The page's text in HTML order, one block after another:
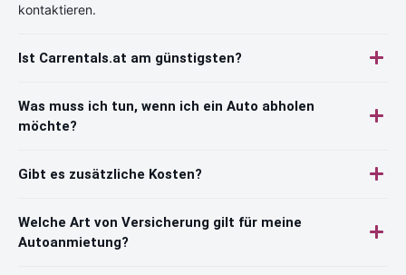
kontaktieren.
Ist Carrentals.at am günstigsten?
Was muss ich tun, wenn ich ein Auto abholen
möchte?
Gibt es zusätzliche Kosten?
Welche Art von Versicherung gilt für meine
Autoanmietung?